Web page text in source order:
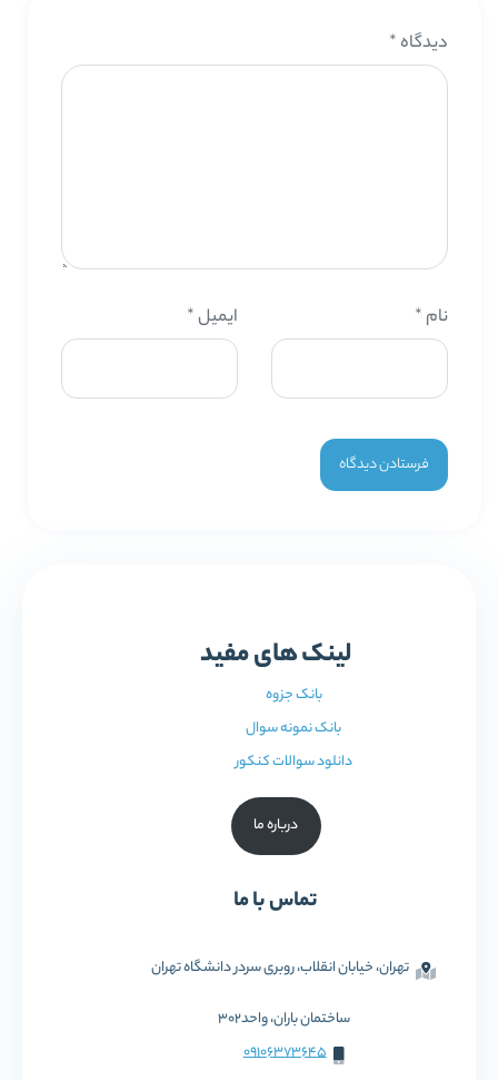
دیدگاه *
نام * ایمیل*
لینک های مفید
بانک جزوه
بانک نمونه سوال
دانلود سوالات کنکور
درباره ما
تماس با ما
تهران، خیابان انقلاب، روبری سردر دانشگاه تهران
ساختمان باران، واحد302
09106373645